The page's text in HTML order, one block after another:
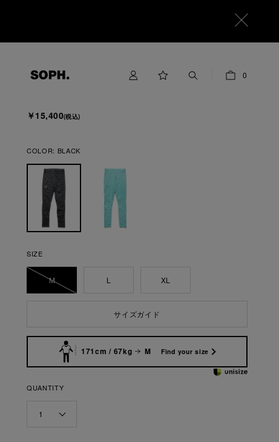
0
F.C.Real Bristol
￥15,400(税込)
COLOR: BLACK
SIZE
M L XL
サイズガイド
171cm / 67kg M Find your size
QUANTITY
1